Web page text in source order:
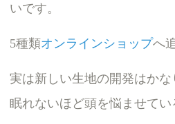
いです。
5種類オンラインショップへ
実は新しい生地の開発はか
眠れないほど頭を悩ませてい